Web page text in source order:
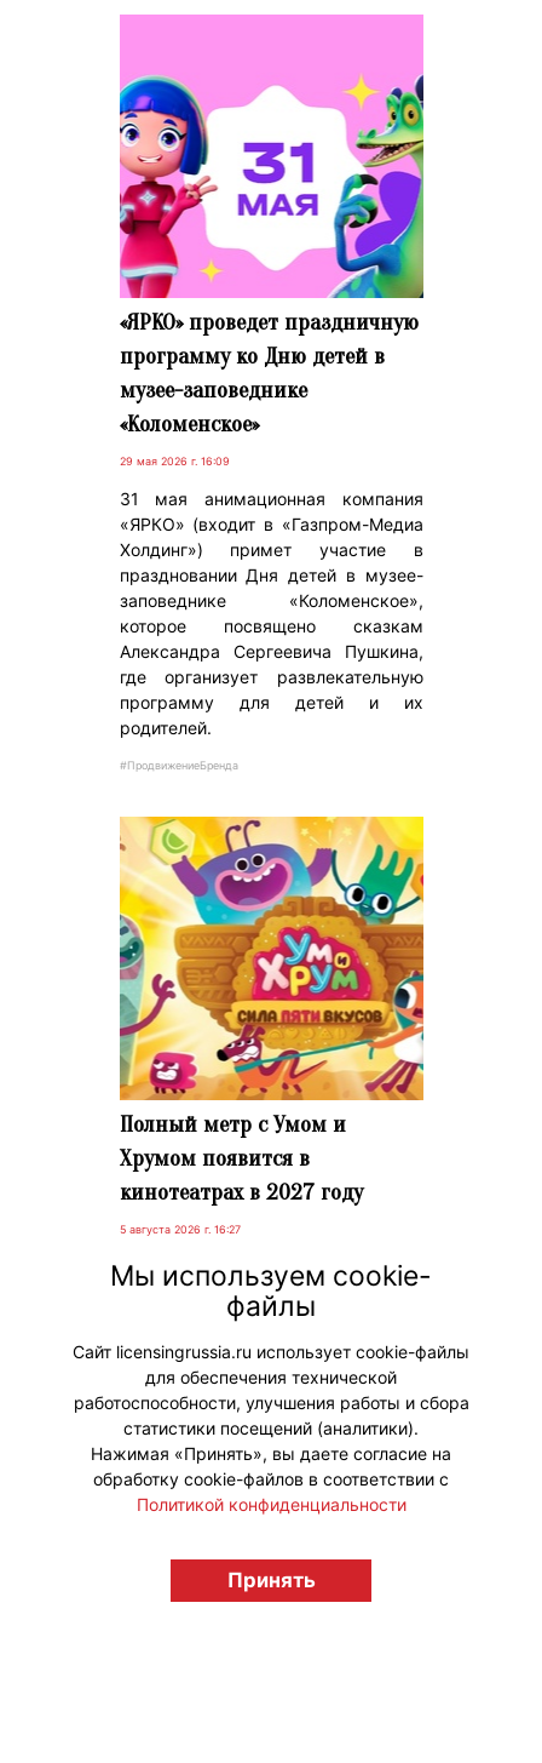
«ЯРКО» проведет праздничную
программу ко Дню детей в
музее-заповеднике
«Коломенское»
29 мая 2026 г. 16:09
31 мая анимационная компания
«ЯРКО» (входит в «Газпром-Медиа
Холдинг») примет участие в
праздновании Дня детей в музее-
заповеднике «Коломенское»,
которое посвящено сказкам
Александра Сергеевича Пушкина,
где организует развлекательную
программу для детей и их
родителей.
#ПродвижениеБренда
Полный метр с Умом и
Хрумом появится в
кинотеатрах в 2027 году
5 августа 2026 г. 16:27
Полнометражный мультфильм «Ум
и Хрум: Сила пяти вкусов» можно
будет посмотреть на больших
экранах с 30 сентября 2027 года.
#ПродвижениеБренда
licensingrussia.ru, 2009-2026 12+
Мы используем cookie-
файлы
Сайт licensingrussia.ru использует cookie-файлы
для обеспечения технической
работоспособности, улучшения работы и сбора
статистики посещений (аналитики).
Нажимая «Принять», вы даете согласие на
обработку cookie-файлов в соответствии с
Политикой конфиденциальности
Принять